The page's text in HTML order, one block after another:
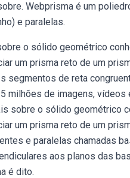
Webprisma é um
e paralelas.
o sólido geométrico
um prisma reto de um
segmentos de reta
milhões de imagens,
sobre o sólido geométrico
um prisma reto de um
e paralelas chamadas
aos planos das
é dito.